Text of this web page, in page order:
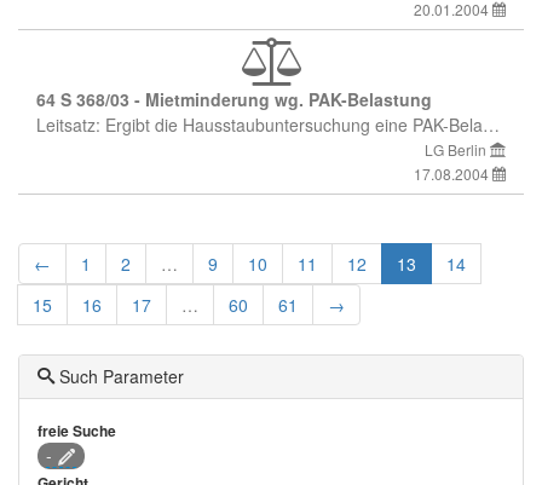
20.01.2004
64 S 368/03 - Mietminderung wg. PAK-Belastung
Leitsatz: Ergibt die Hausstaubuntersuchung eine PAK-Belastung, die Veranlassung gibt, erst mittelfristig Maßnahmen zu ergreifen, liegt noch kein erheblicher Mangel im Sinne des § 536 Abs. 1 BGB vor. (Leitsatz der Redaktion)
LG Berlin
17.08.2004
← 1 2 … 9 10 11 12 13
14
15
16 17 … 60 61 →
Such Parameter
freie Suche
-